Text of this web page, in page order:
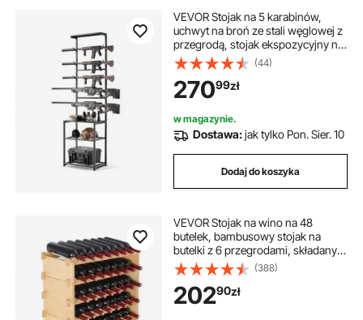
stojak metalowy stojak do kół
stojak aluminiowy stojak do transportu
VEVOR Stojak na 5 karabinów,
uchwyt na broń ze stali węglowej z
przegrodą, stojak ekspozycyjny na
strzelby, broń długą, karabiny
myśliwskie, czarny
(44)
27099zł
w magazynie.
Dostawa:jak tylko Pon. Sier. 10
Dodaj do koszyka
VEVOR Stojak na wino na 48
butelek, bambusowy stojak na
butelki z 6 przegrodami, składany,
zabytkowy metalowy stojak na
wino do piwnicy, baru,
pomieszczenia gospodarczego itp.
Uchwyt na butelki, udźwig 60 kg
(388)
20290zł